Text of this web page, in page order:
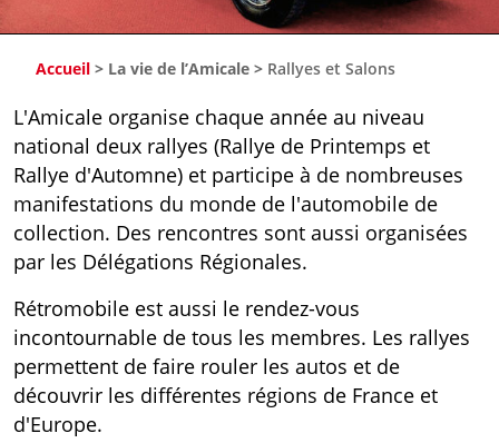
Accueil > La vie de l’Amicale > Rallyes et Salons
L'Amicale organise chaque année au niveau
national deux rallyes (Rallye de Printemps et
Rallye d'Automne) et participe à de nombreuses
manifestations du monde de l'automobile de
collection. Des rencontres sont aussi organisées
par les Délégations Régionales.
Rétromobile est aussi le rendez-vous
incontournable de tous les membres. Les rallyes
permettent de faire rouler les autos et de
découvrir les différentes régions de France et
d'Europe.